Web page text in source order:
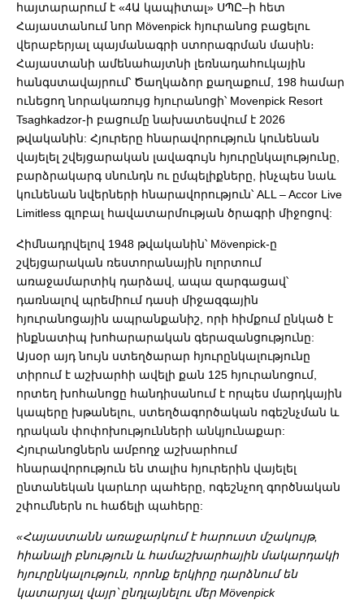
հայտարարում է «4Ա կապիտալ» ՍՊԸ–ի հետ
Հայաստանում նոր Mövenpick հյուրանոց բացելու
վերաբերյալ պայմանագրի ստորագրման մասին։
Հայաստանի ամենահայտնի լեռնադահուկային
հանգստավայրում՝ Ծաղկաձոր քաղաքում, 198 համար
ունեցող նորակառույց հյուրանոցի՝ Movenpick Resort
Tsaghkadzor-ի բացումը նախատեսվում է 2026
թվականին: Հյուրերը հնարավորություն կունենան
վայելել շվեյցարական լավագույն հյուրընկալությունը,
բարձրակարգ սնունդն ու ըմպելիքները, ինչպես նաև
կունենան նվերների հնարավորություն՝ ALL – Accor Live
Limitless գլոբալ հավատարմության ծրագրի միջոցով:
Հիմնադրվելով 1948 թվականին՝ Mövenpick-ը
շվեյցարական ռեստորանային ոլորտում
առաջամարտիկ դարձավ, ապա զարգացավ՝
դառնալով պրեմիում դասի միջազգային
հյուրանոցային ապրանքանիշ, որի հիմքում ընկած է
ինքնատիպ խոհարարական գերազանցությունը:
Այսօր այդ նույն ստեղծարար հյուրընկալությունը
տիրում է աշխարհի ավելի քան 125 հյուրանոցում,
որտեղ խոհանոցը հանդիսանում է որպես մարդկային
կապերը խթանելու, ստեղծագործական ոգեշնչման և
դրական փոփոխությունների անկյունաքար:
Հյուրանոցներն ամբողջ աշխարհում
հնարավորություն են տալիս հյուրերին վայելել
ընտանեկան կարևոր պահերը, ոգեշնչող գործնական
շփումներն ու հաճելի պահերը:
«Հայաստանն առաջարկում է հարուստ մշակույթ,
հիանալի բնություն և համաշխարհային մակարդակի
հյուրընկալություն, որոնք երկիրը դարձնում են
կատարյալ վայր՝ ընդլայնելու մեր Mövenpick